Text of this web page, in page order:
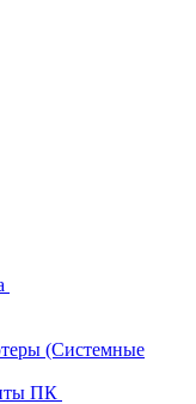
(Системные
ПК